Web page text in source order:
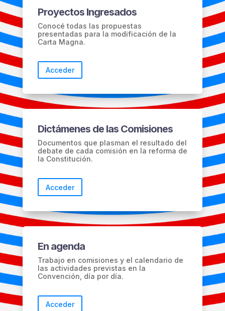
Proyectos Ingresados
Conocé todas las propuestas
presentadas para la modificación de la
Carta Magna.
Acceder
Dictámenes de las Comisiones
Documentos que plasman el resultado del
debate de cada comisión en la reforma de
la Constitución.
Acceder
En agenda
Trabajo en comisiones y el calendario de
las actividades previstas en la
Convención, día por día.
Acceder